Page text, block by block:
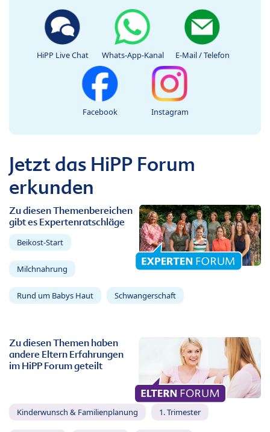
HiPP Live Chat Whats-App-Kanal E-Mail / Telefon
Facebook Instagram
Jetzt das HiPP Forum
erkunden
Zu diesen Themenbereichen
gibt es Expertenratschläge
Beikost-Start
Milchnahrung
Rund um Babys Haut Schwangerschaft
Zu diesen Themen haben
andere Eltern Erfahrungen
im HiPP Forum geteilt
Kinderwunsch & Familienplanung 1. Trimester